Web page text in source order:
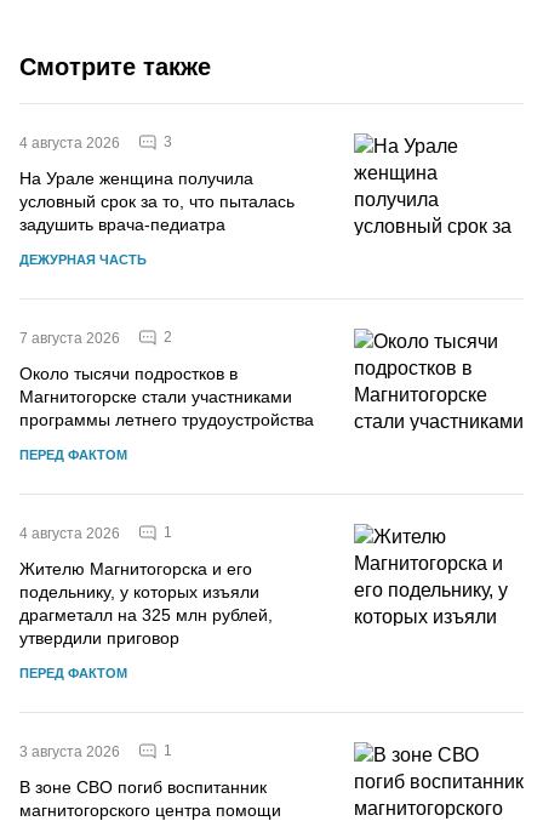
Смотрите также
4 августа 2026 3
На Урале женщина получила
условный срок за то, что пыталась
задушить врача-педиатра
ДЕЖУРНАЯ ЧАСТЬ
7 августа 2026 2
Около тысячи подростков в
Магнитогорске стали участниками
программы летнего трудоустройства
ПЕРЕД ФАКТОМ
4 августа 2026 1
Жителю Магнитогорска и его
подельнику, у которых изъяли
драгметалл на 325 млн рублей,
утвердили приговор
ПЕРЕД ФАКТОМ
3 августа 2026 1
В зоне СВО погиб воспитанник
магнитогорского центра помощи